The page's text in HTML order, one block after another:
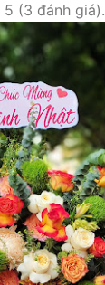
5 (3 đánh giá).